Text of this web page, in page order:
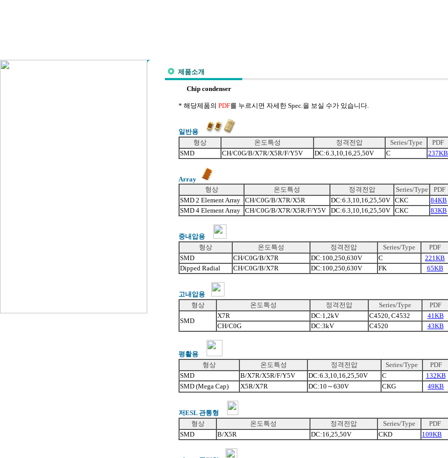
제품소개
Chip condenser
* 해당제품의 PDF를 누르시면 자세한 Spec.을 보실 수가 있습니다.
일반용
형상
온도특성 정격전압 Series/Type
PDF
SMD
CH/C0G/B/X7R/X5R/F/Y5V DC:6.3,10,16,25,50V C 237KB
Array
형상
온도특성 정격전압 Series/Type
PDF
SMD 2 Element Array CH/C0G/B/X7R/X5R DC:6.3,10,16,25,50V CKC
84KB
SMD 4 Element Array CH/C0G/B/X7R/X5R/F/Y5V DC:6.3,10,16,25,50V CKC 83KB
중내압용
형상
온도특성 정격전압 Series/Type
PDF
SMD
CH/C0G/B/X7R DC:100,250,630V C
221KB
Dipped Radial
CH/C0G/B/X7R DC:100,250,630V FK 65KB
고내압용
형상
온도특성 정격전압 Series/Type PDF
SMD
X7R DC:1,2kV C4520, C4532
41KB
CH/C0G
DC:3kV C4520 43KB
평활용
형상
온도특성 정격전압 Series/Type
PDF
SMD
B/X7R/X5R/F/Y5V DC:6.3,10,16,25,50V C
132KB
SMD (Mega Cap)
X5R/X7R DC:10～630V CKG 49KB
저ESL 관통형
형상
온도특성 정격전압 Series/Type
PDF
SMD
B/X5R DC:16,25,50V CKD 109KB